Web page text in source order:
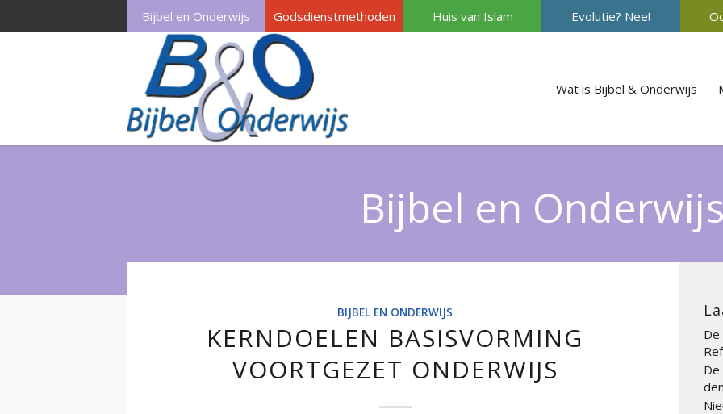
Bijbel en Onderwijs Godsdienstmethoden Huis van Islam Evolutie? Nee!
Wat is Bijbel & Onderwijs
Bijbel en
BIJBEL EN ONDERWIJS
KERNDOELEN BASISVORMING
VOORTGEZET ONDERWIJS